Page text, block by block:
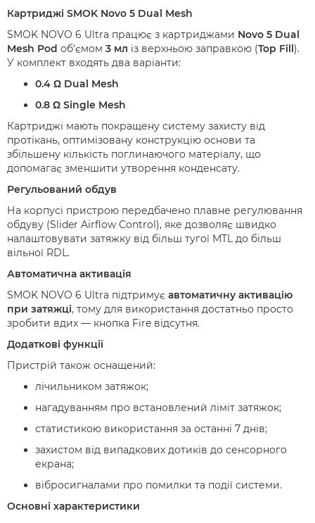
Картриджі SMOK Novo 5 Dual Mesh
SMOK NOVO 6 Ultra працює з картриджами Novo 5 Dual
Mesh Pod об'ємом 3 мл із верхньою заправкою (Top Fill).
У комплект входять два варіанти:
0.4 Ω Dual Mesh
0.8 Ω Single Mesh
Картриджі мають покращену систему захисту від
протікань, оптимізовану конструкцію основи та
збільшену кількість поглинаючого матеріалу, що
допомагає зменшити утворення конденсату.
Регульований обдув
На корпусі пристрою передбачено плавне регулювання
обдуву (Slider Airflow Control), яке дозволяє швидко
налаштовувати затяжку від більш тугої MTL до більш
вільної RDL.
Автоматична активація
SMOK NOVO 6 Ultra підтримує автоматичну активацію
при затяжці, тому для використання достатньо просто
зробити вдих — кнопка Fire відсутня.
Додаткові функції
Пристрій також оснащений:
лічильником затяжок;
нагадуванням про встановлений ліміт затяжок;
статистикою використання за останні 7 днів;
захистом від випадкових дотиків до сенсорного
екрана;
вібросигналами про помилки та події системи.
Основні характеристики